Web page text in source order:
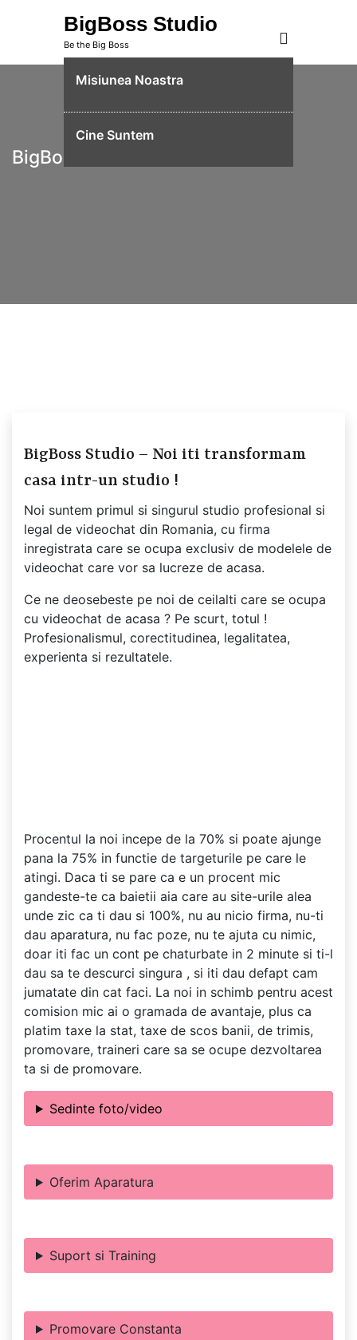
BigBoss Studio
Be the Big Boss
Misiunea Noastra
Cine Suntem
BigBoss Studio
BigBoss Studio – Noi iti transformam
casa intr-un studio !
Noi suntem primul si singurul studio profesional si
legal de videochat din Romania, cu firma
inregistrata care se ocupa exclusiv de modelele de
videochat care vor sa lucreze de acasa.
Ce ne deosebeste pe noi de ceilalti care se ocupa
cu videochat de acasa ? Pe scurt, totul !
Profesionalismul, corectitudinea, legalitatea,
experienta si rezultatele.
Procentul la noi incepe de la 70% si poate ajunge
pana la 75% in functie de targeturile pe care le
atingi. Daca ti se pare ca e un procent mic
gandeste-te ca baietii aia care au site-urile alea
unde zic ca ti dau si 100%, nu au nicio firma, nu-ti
dau aparatura, nu fac poze, nu te ajuta cu nimic,
doar iti fac un cont pe chaturbate in 2 minute si ti-l
dau sa te descurci singura , si iti dau defapt cam
jumatate din cat faci. La noi in schimb pentru acest
comision mic ai o gramada de avantaje, plus ca
platim taxe la stat, taxe de scos banii, de trimis,
promovare, traineri care sa se ocupe dezvoltarea
ta si de promovare.
Sedinte foto/video
Oferim Aparatura
Suport si Training
Promovare Constanta